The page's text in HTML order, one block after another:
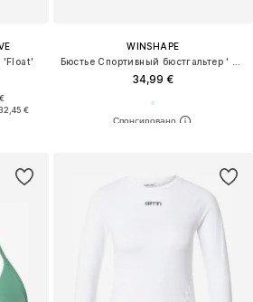
'Float'
€
WINSHAPE
34,99 €